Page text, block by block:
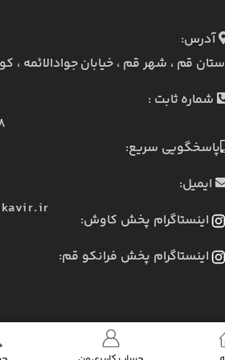
آدرس:
قم ، شهر قم ، خیابان جوادالائمه ، کوچه ۲۴ ،
شماره ثابت :
پاسخگویی سریع:
ایمیل:
اینستاگرام پخش کاوش:
اینستاگرام پخش فرانکو قم: